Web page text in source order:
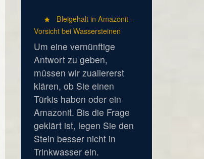
Bleigehalt in Amazonit -
Vorsicht bei Wassersteinen
Um eine vernünftige
Antwort zu geben,
müssen wir zuallererst
klären, ob Sie einen
Türkis haben oder ein
Amazonit. Bis die Frage
geklärt ist, legen Sie den
Stein besser nicht in
Trinkwasser ein.